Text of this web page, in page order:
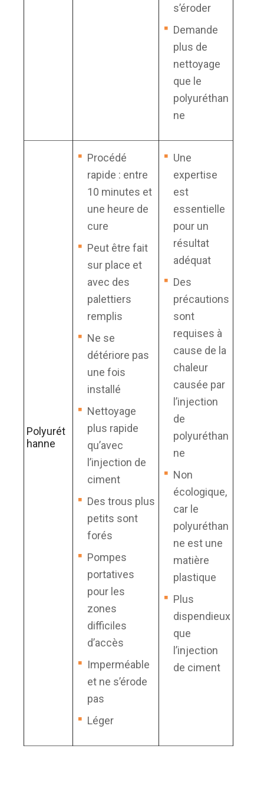
s’éroder
Demande
plus de
nettoyage
que le
polyuréthan
ne
Polyurét
hanne
Procédé
rapide : entre
10 minutes et
une heure de
cure
Peut être fait
sur place et
avec des
palettiers
remplis
Ne se
détériore pas
une fois
installé
Nettoyage
plus rapide
qu’avec
l’injection de
ciment
Des trous plus
petits sont
forés
Pompes
portatives
pour les
zones
difficiles
d’accès
Imperméable
et ne s’érode
pas
Léger
Une
expertise
est
essentielle
pour un
résultat
adéquat
Des
précautions
sont
requises à
cause de la
chaleur
causée par
l’injection
de
polyuréthan
ne
Non
écologique,
car le
polyuréthan
ne est une
matière
plastique
Plus
dispendieux
que
l’injection
de ciment